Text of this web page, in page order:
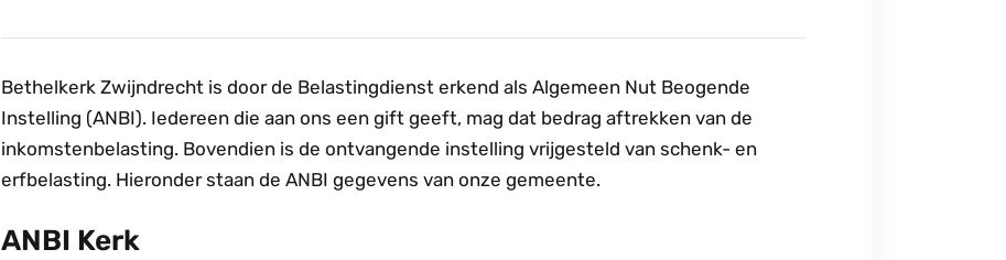
Bethelkerk Zwijndrecht is door de Belastingdienst erkend als Algemeen Nut Beogende
Instelling (ANBI). Iedereen die aan ons een gift geeft, mag dat bedrag aftrekken van de
inkomstenbelasting. Bovendien is de ontvangende instelling vrijgesteld van schenk- en
erfbelasting. Hieronder staan de ANBI gegevens van onze gemeente.
ANBI Kerk